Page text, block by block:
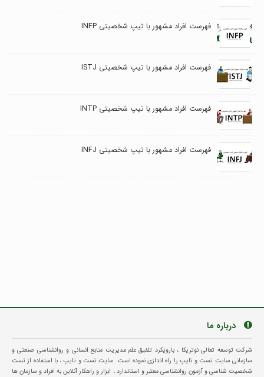
فهرست افراد مشهور با تیپ شخصیتی INFP
فهرست افراد مشهور با تیپ شخصیتی ISTJ
فهرست افراد مشهور با تیپ شخصیتی INTP
فهرست افراد مشهور با تیپ شخصیتی INFJ
درباره ما
شرکت توسعه تعالی نوتریکا ، بارویکرد تلفیق علم مدیریت منابع انسانی و روانشناسی صنعتی و
سازمانی سایت تست و تایپ را راه اندازی نموده است. سایت تست و تایپ ، با استفاده از تست
شخصیت شناسی و آزمون روانشناسی معتبر و استاندارد ، ابزار و راهکار آنلاین به افراد و سازمان ها